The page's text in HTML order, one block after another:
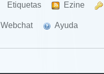
Etiquetas Ezine
Webchat Ayuda